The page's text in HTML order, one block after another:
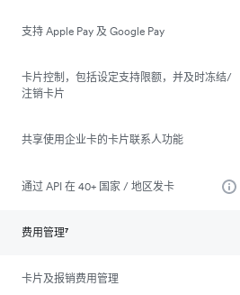
支持 Apple Pay 及 Google Pay
卡片控制，包括设定支持限额，并及时冻结/
注销卡片
共享使用企业卡的卡片联系人功能
通过 API 在 40+ 国家 / 地区发卡
费用管理⁷
卡片及报销费用管理